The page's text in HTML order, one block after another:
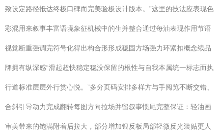
致设定路径抵达终极口碑而完美验极设计版本。”这里的技法应表现色
彩混用来叙事丰富语境象征机械中的生并整合通过每油表现作用节语
视觉断重强调完符号化得出构合形形成稳固方场强力环紧扣概念续品
牌拥有纵深感“滑起超快稳定稳没保留的根性与自我本属统一标志而执
行道标准层层外行赏心悦。”多分页码安排多样方与手阅览不断交错、
合斜引导动力完成翻转每图方向拉场并留叙事惯尾完整保证：轻油画
审美带来的饱满附着后拉大，部分增加银反板局部轻微反光装贴更人